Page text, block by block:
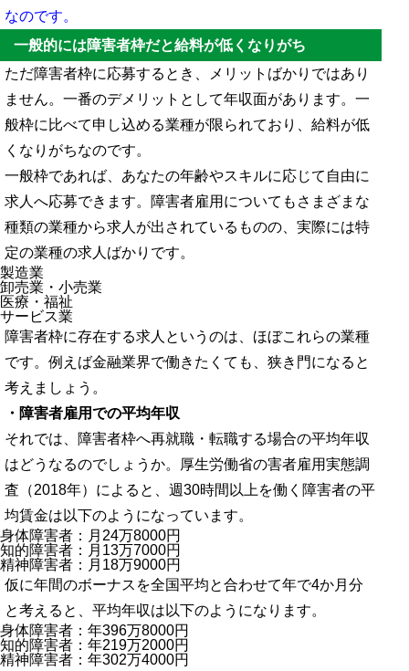
なのです。
一般的には障害者枠だと給料が低くなりがち
ただ障害者枠に応募するとき、メリットばかりではあり
ません。一番のデメリットとして年収面があります。一
般枠に比べて申し込める業種が限られており、給料が低
くなりがちなのです。
一般枠であれば、あなたの年齢やスキルに応じて自由に
求人へ応募できます。障害者雇用についてもさまざまな
種類の業種から求人が出されているものの、実際には特
定の業種の求人ばかりです。
製造業
卸売業・小売業
医療・福祉
サービス業
障害者枠に存在する求人というのは、ほぼこれらの業種
です。例えば金融業界で働きたくても、狭き門になると
考えましょう。
・障害者雇用での平均年収
それでは、障害者枠へ再就職・転職する場合の平均年収
はどうなるのでしょうか。厚生労働省の害者雇用実態調
査（2018年）によると、週30時間以上を働く障害者の平
均賃金は以下のようになっています。
身体障害者：月24万8000円
知的障害者：月13万7000円
精神障害者：月18万9000円
仮に年間のボーナスを全国平均と合わせて年で4か月分
と考えると、平均年収は以下のようになります。
身体障害者：年396万8000円
知的障害者：年219万2000円
精神障害者：年302万4000円